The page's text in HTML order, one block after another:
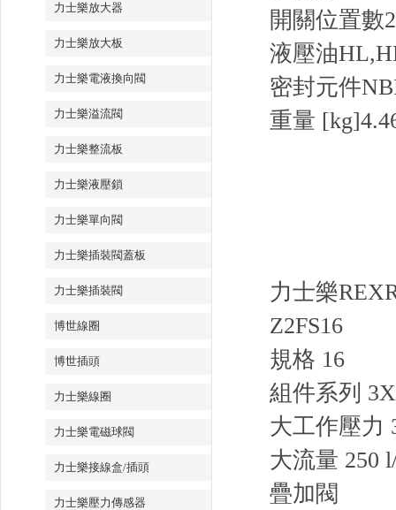
力士樂放大器
力士樂放大板
力士樂電液換向閥
力士樂溢流閥
力士樂整流板
力士樂液壓鎖
力士樂單向閥
力士樂插裝閥蓋板
力士樂插裝閥
博世線圈
博世插頭
力士樂線圈
力士樂電磁球閥
力士樂接線盒/插頭
力士樂壓力傳感器
開關位置數2
液壓油
密封元件
重量 [kg]
力士樂
Z2FS16
規格 16
組件系列 3X
大工作壓力
大流量 250
疊加閥